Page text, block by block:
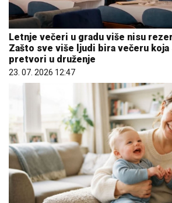
Letnje večeri u gradu više nisu
Zašto sve više ljudi bira večeru koja
pretvori u druženje
23. 07. 2026 12:47